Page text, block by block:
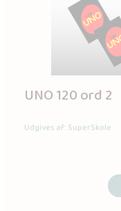
UNO 120 ord 2
Udgives af: SuperSkole